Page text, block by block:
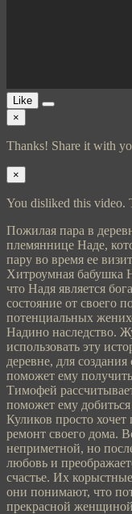
Like
×
Thanks! Share it with
×
You disliked this video.
Пожилая пара в
племяннице Наде,
пару во время ее
Хитроумная бабушка
что Надя является
состояние от своего
потенциальных
Надино наследство.
использовать эту
деревне, для
поможет ему
Тимофей
поможет ему
Куликов просто
ремонт своего дома.
неприметной, но
любовь и
счастье. Их
они понимают, что
прекрасной